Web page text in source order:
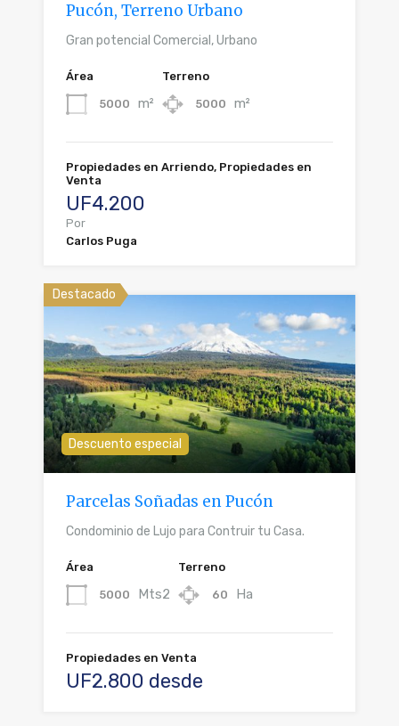
Pucón, Terreno Urbano
Gran potencial Comercial, Urbano
Área
5000 m²
Terreno
5000 m²
Propiedades en Arriendo, Propiedades en
Venta
UF4.200
Por
Carlos Puga
Destacado
Descuento especial
Parcelas Soñadas en Pucón
Condominio de Lujo para Contruir tu Casa.
Área
5000 Mts2
Terreno
60 Ha
Propiedades en Venta
UF2.800 desde